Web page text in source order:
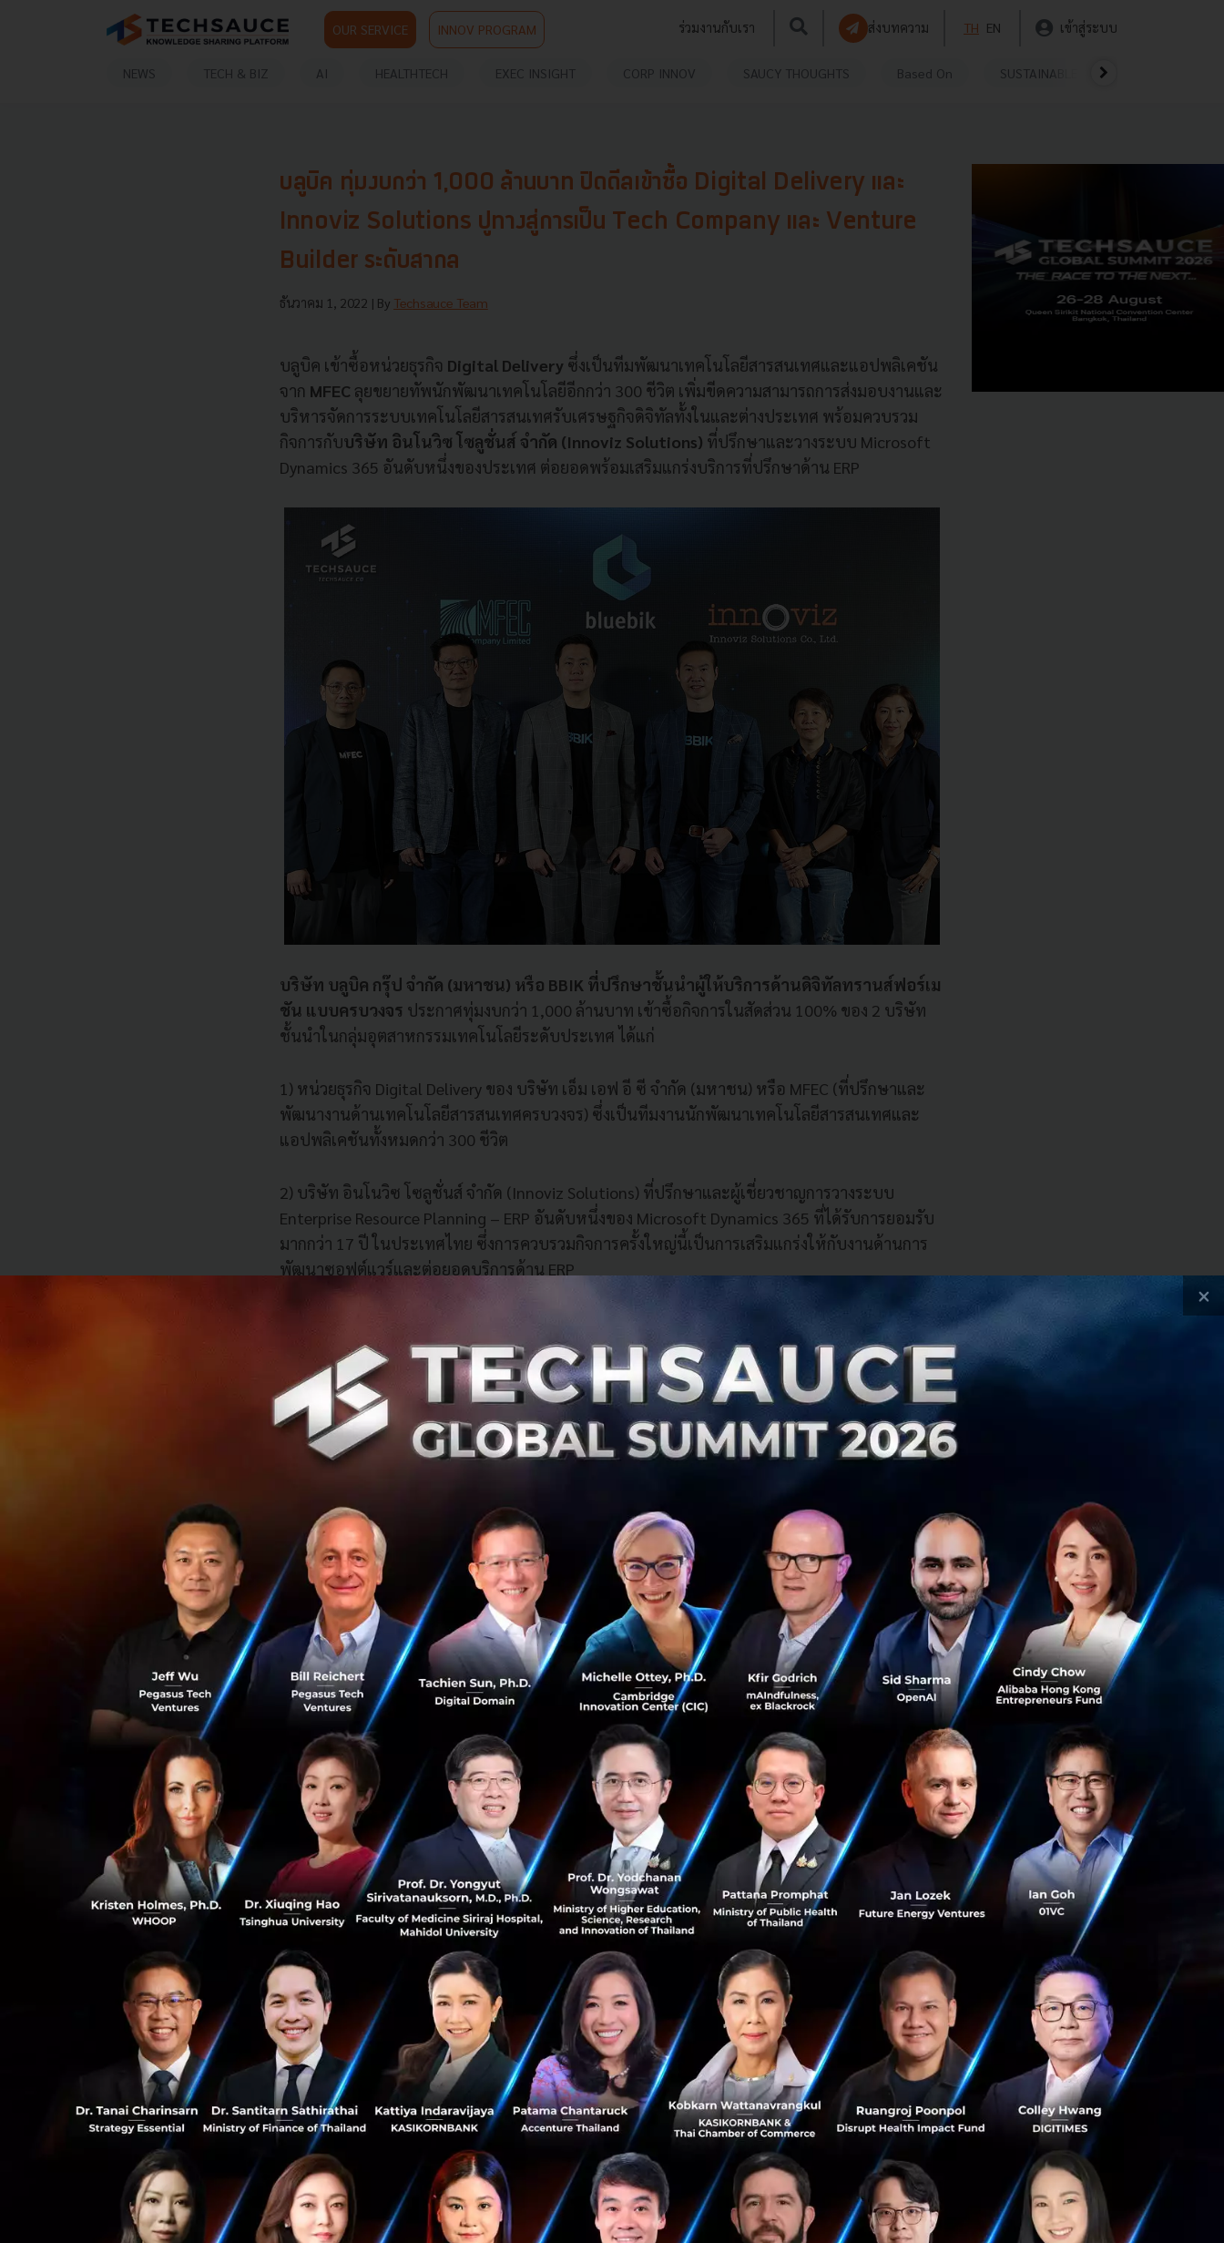
OUR SERVICE INNOV PROGRAM ร่วมงานกับเรา ส่งบทความ TH EN เข้าสู่ระบบ
NEWS TECH & BIZ AI HEALTHTECH EXEC INSIGHT CORP INNOV SAUCY THOUGHTS Based On SUSTAINABLE
0
27
บลูบิค ทุ่มงบกว่า 1,000 ล้านบาท ปิดดีลเข้าซื้อ Digital Delivery และ
Innoviz Solutions ปูทางสู่การเป็น Tech Company และ Venture
Builder ระดับสากล
ธันวาคม 1, 2022 | By Techsauce Team
บลูบิค เข้าซื้อหน่วยธุรกิจ Digital Delivery ซึ่งเป็นทีมพัฒนาเทคโนโลยีสารสนเทศและแอปพลิเคชัน
จาก MFEC ลุยขยายทัพนักพัฒนาเทคโนโลยีอีกกว่า 300 ชีวิต เพิ่มขีดความสามารถการส่งมอบงานและ
บริหารจัดการระบบเทคโนโลยีสารสนเทศรับเศรษฐกิจดิจิทัลทั้งในและต่างประเทศ พร้อมควบรวม
กิจการกับบริษัท อินโนวิซ โซลูชั่นส์ จำกัด (Innoviz Solutions) ที่ปรึกษาและวางระบบ Microsoft
Dynamics 365 อันดับหนึ่งของประเทศ ต่อยอดพร้อมเสริมแกร่งบริการที่ปรึกษาด้าน ERP
บริษัท บลูบิค กรุ๊ป จำกัด (มหาชน) หรือ BBIK ที่ปรึกษาชั้นนำผู้ให้บริการด้านดิจิทัลทรานส์ฟอร์เม
ชัน แบบครบวงจร ประกาศทุ่มงบกว่า 1,000 ล้านบาท เข้าซื้อกิจการในสัดส่วน 100% ของ 2 บริษัท
ชั้นนำในกลุ่มอุตสาหกรรมเทคโนโลยีระดับประเทศ ได้แก่
1) หน่วยธุรกิจ Digital Delivery ของ บริษัท เอ็ม เอฟ อี ซี จำกัด (มหาชน) หรือ MFEC (ที่ปรึกษาและ
พัฒนางานด้านเทคโนโลยีสารสนเทศครบวงจร) ซึ่งเป็นทีมงานนักพัฒนาเทคโนโลยีสารสนเทศและ
แอปพลิเคชันทั้งหมดกว่า 300 ชีวิต
2) บริษัท อินโนวิซ โซลูชั่นส์ จำกัด (Innoviz Solutions) ที่ปรึกษาและผู้เชี่ยวชาญการวางระบบ
Enterprise Resource Planning – ERP อันดับหนึ่งของ Microsoft Dynamics 365 ที่ได้รับการยอมรับ
มากกว่า 17 ปี ในประเทศไทย ซึ่งการควบรวมกิจการครั้งใหญ่นี้เป็นการเสริมแกร่งให้กับงานด้านการ
พัฒนาซอฟต์แวร์และต่อยอดบริการด้าน ERP
ขยายธุรกิจและบริการทั้งในและต่างประเทศ ปูทางสู่การเติบโตแบบก้าวกระโดดตามแผนยุทธศาสตร์ 3
ปี พร้อม ตอกย้ำความเป็น Truly End-to-End Digital Transformation Partner และพร้อมปูทาง
สู่การเป็น Tech Company และ Venture Builder ระดับสากล
นายพชร อารยะการกุล ประธานเจ้าหน้าที่บริหาร บริษัท บลูบิค กรุ๊ป จำกัด (มหาชน) หรือ BBIK
เปิดเผยว่า การเข้าซื้อหน่วยธุรกิจ Digital Delivery ของ MFEC เป็นการเพิ่มขีดความสามารถการรองรับ
งานบริการให้คำปรึกษาและพัฒนาเทคโนโลยี (Digital Excellence & Delivery หรือ DX) ซึ่งเป็นหน่วย
งานหลักที่สร้างรายได้ให้กับบลูบิค และยังเป็นการต่อยอดทางธุรกิจในอนาคตผ่านการ Synergy ร่วมกัน
กับทาง MFEC อีกด้วย รวมทั้งช่วยเรื่องการประหยัดต้นทุนในการบริหารงานจาก Economy of Scale
ซึ่งหลังจากกระบวนการควบรวมกิจการเสร็จสิ้น จะมีผลให้ทีมงานนักพัฒนาเทคโนโลยีและ
แอปพลิเคชันของกลุ่มบริษัทฯ เพิ่มมากขึ้นถึง 500 คน สามารถรองรับความต้องการในการทำดิจิทัล
ทรานส์ฟอร์เมชันของภาคธุรกิจทั้งในประเทศและต่างประเทศได้ครอบคลุมมากยิ่งขึ้น
ทีมนักพัฒนาเทคโนโลยีสารสนเทศและแอปพลิเคชัน (Digital Delivery) ของ MFEC มีความเชี่ยวชาญ
ด้านการพัฒนาและวางระบบเทคโนโลยีสารสนเทศและแอปพลิเคชันภายใต้มาตรฐาน Software
×